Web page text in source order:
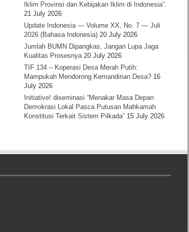
Iklim Provinsi dan Kebijakan Iklim di Indonesia”.
21 July 2026
Update Indonesia — Volume XX, No. 7 — Juli
2026 (Bahasa Indonesia) 20 July 2026
Jumlah BUMN Dipangkas, Jangan Lupa Jaga
Kualitas Prosesnya 20 July 2026
TIF 134 – Koperasi Desa Merah Putih:
Mampukah Mendorong Kemandirian Desa? 16
July 2026
Initiative! diseminasi “Menakar Masa Depan
Demokrasi Lokal Pasca Putusan Mahkamah
Konstitusi Terkait Sistem Pilkada” 15 July 2026